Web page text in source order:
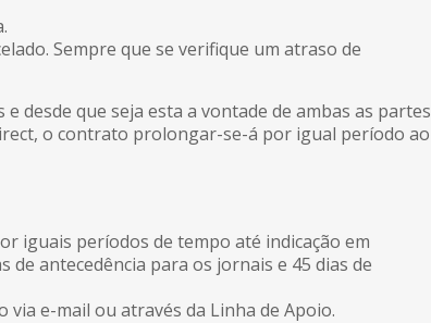
Sempre que se verifique um atraso de
desde que seja esta a vontade de ambas as partes
o contrato prolongar-se-á por igual período ao
iguais períodos de tempo até indicação em
antecedência para os jornais e 45 dias de
e-mail ou através da Linha de Apoio.